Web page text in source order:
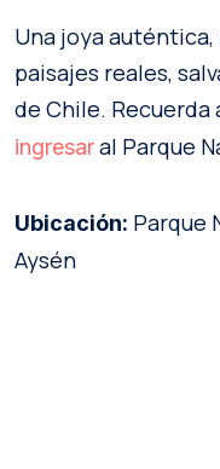
Una joya
paisajes reales,
de Chile. Recuerda
ingresaral Parque
Ubicación: Parque
Aysén